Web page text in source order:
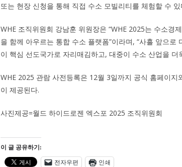
또는 현장 신청을 통해 직접 수소 모빌리티를 체험할 수 있
WHE 조직위원회 강남훈 위원장은 “WHE 2025는 수소경
을 함께 아우르는 통합 수소 플랫폼”이라며, “사흘 앞으
이 핵심 선도국가로 자리매김하고, 대중이 수소 산업을
WHE 2025 관람 사전등록은 12월 3일까지 공식 홈페이
이 제공된다.
사진제공=월드 하이드로젠 엑스포 2025 조직위원회
이 글 공유하기:
전자우편
인쇄